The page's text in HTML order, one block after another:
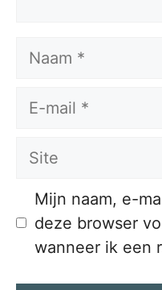
Naam
E-
Site
Mijn naam, e-
deze browser
wanneer ik een